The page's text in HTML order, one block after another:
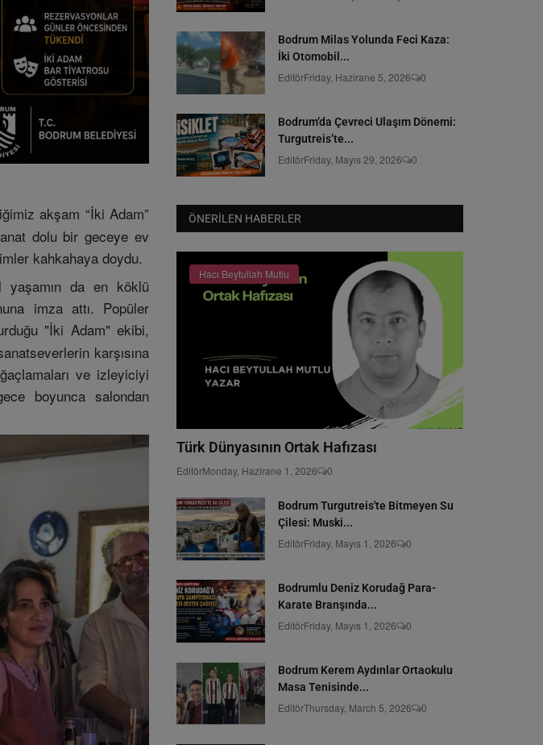
akşam “İki Adam”
dolu bir geceye ev
kahkahaya doydu.
yaşamın da en köklü
imza attı. Popüler
"İki Adam" ekibi,
karşısına
ve izleyiciyi
boyunca salondan
Bodrum Milas Yolunda Feci Kaza:
İki Otomobil...
EditörFriday, Hazirane 5, 2026 0
Bodrum’da Çevreci Ulaşım Dönemi:
Turgutreis’te...
EditörFriday, Mayıs 29, 2026 0
ÖNERILEN HABERLER
Hacı Beytullah Mutlu
Türk Dünyasının Ortak Hafızası
EditörMonday, Hazirane 1, 2026 0
Bodrum Turgutreis'te Bitmeyen Su
Çilesi: Muski...
EditörFriday, Mayıs 1, 2026 0
Bodrumlu Deniz Korudağ Para-
Karate Branşında...
EditörFriday, Mayıs 1, 2026 0
Bodrum Kerem Aydınlar Ortaokulu
Masa Tenisinde...
EditörThursday, March 5, 2026 0